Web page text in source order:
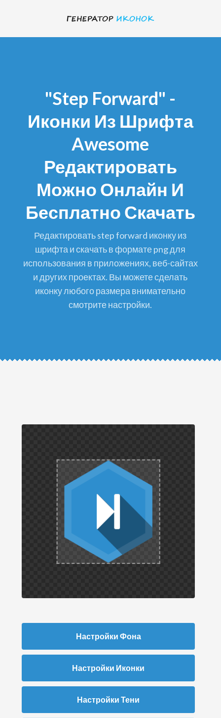
"step Forward" -
Иконки Из Шрифта
Awesome
Редактировать
Можно Онлайн И
Бесплатно Скачать
редактировать step forward иконку из
шрифта и скачать в формате png для
использования в приложениях, веб-сайтах
и других проектах. Вы можете сделать
иконку любого размера внимательно
смотрите настройки.
Настройки Фона
Настройки Иконки
Настройки Тени